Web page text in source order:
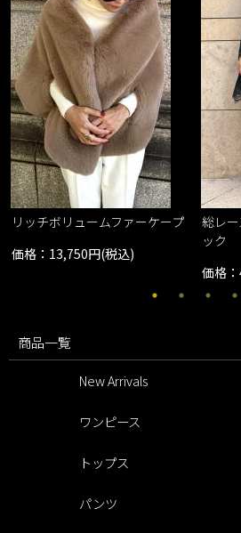
リッチボリュームファーケープ
価格：13,750円(税込)
総レ
ック
価格
商品一覧
New Arrivals
ワンピース
トップス
パンツ